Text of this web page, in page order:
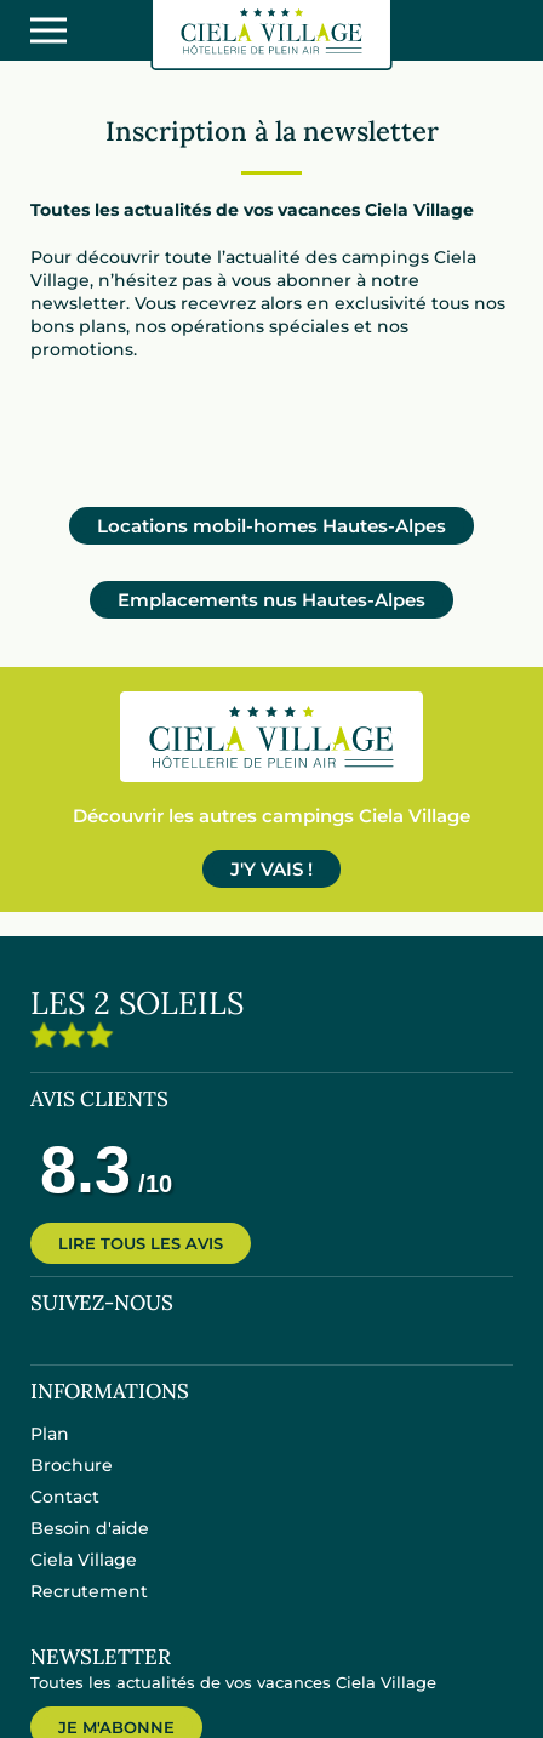
Inscription à la newsletter
Toutes les actualités de vos vacances Ciela Village
Pour découvrir toute l’actualité des campings Ciela
Village, n’hésitez pas à vous abonner à notre
newsletter. Vous recevrez alors en exclusivité tous nos
bons plans, nos opérations spéciales et nos
promotions.
Locations mobil-homes Hautes-Alpes
Emplacements nus Hautes-Alpes
Découvrir les autres campings Ciela Village
J'Y VAIS !
LES 2 SOLEILS
AVIS CLIENTS
LIRE TOUS LES AVIS
SUIVEZ-NOUS
INFORMATIONS
Plan
Brochure
Contact
Besoin d'aide
Ciela Village
Recrutement
NEWSLETTER
Toutes les actualités de vos vacances Ciela Village
JE M'ABONNE